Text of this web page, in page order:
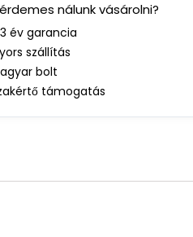
nálunk vásárolni?
év garancia
szállítás
bolt
támogatás